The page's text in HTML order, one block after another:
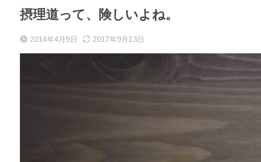
摂理道って、険しいよね。
2014年4月9日 2017年9月13日